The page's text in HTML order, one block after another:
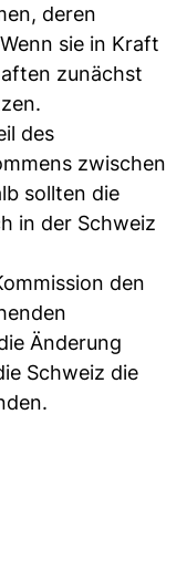
deren
sie in Kraft
zunächst
des
zwischen
sollten die
in der Schweiz
den
Änderung
Schweiz die